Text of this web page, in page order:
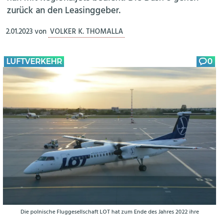
zurück an den Leasinggeber.
2.01.2023von VOLKER K. THOMALLA
LUFTVERKEHR 0
Die polnische Fluggesellschaft LOT hat zum Ende des Jahres 2022 ihre